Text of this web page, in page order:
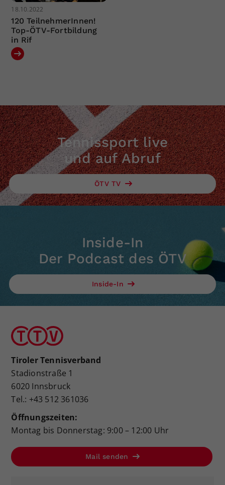
18.10.2022
120 TeilnehmerInnen!
Top-ÖTV-Fortbildung
in Rif
Tennissport live
und auf Abruf
ÖTV TV
Inside-In
Der Podcast des ÖTV
Inside-In
Tiroler Tennisverband
Stadionstraße 1
6020 Innsbruck
Tel.: +43 512 361036
Öffnungszeiten:
Montag bis Donnerstag: 9:00 – 12:00 Uhr
Mail senden